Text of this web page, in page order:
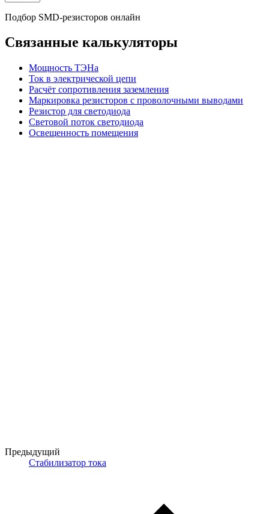
Подбор SMD-резисторов онлайн
Связанные калькуляторы
Мощность ТЭНа
Ток в электрической цепи
Расчёт сопротивления заземления
Маркировка резисторов с проволочными выводами
Резистор для светодиода
Световой поток светодиода
Освещенность помещения
Предыдущий
Стабилизатор тока